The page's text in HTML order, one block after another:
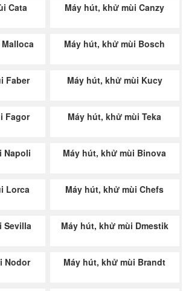
Cata Máy hút, khử mùi Canzy
Máy hút, khử mùi Bosch
Faber Máy hút, khử mùi Kucy
Fagor Máy hút, khử mùi Teka
Napoli Máy hút, khử mùi Binova
Lorca Máy hút, khử mùi Chefs
Sevilla Máy hút, khử mùi Dmestik
Nodor Máy hút, khử mùi Brandt